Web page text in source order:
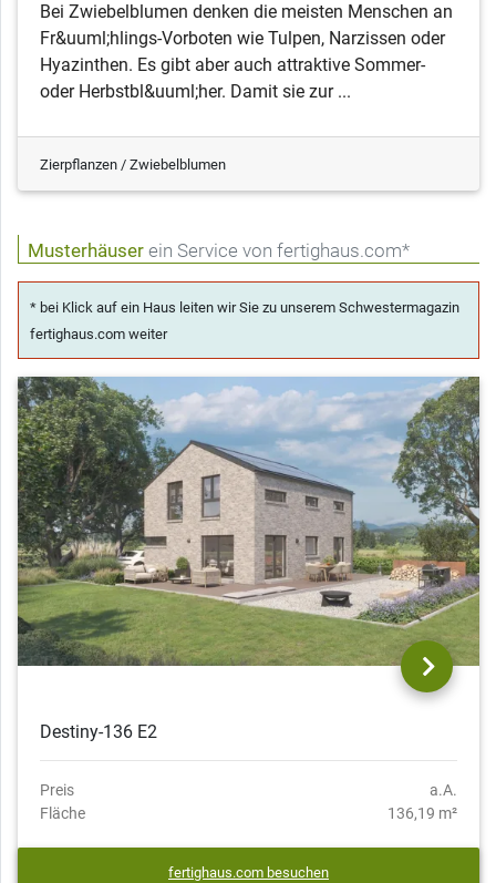
Bei Zwiebelblumen denken die meisten Menschen an
Fr&uuml;hlings-Vorboten wie Tulpen, Narzissen oder
Hyazinthen. Es gibt aber auch attraktive Sommer-
oder Herbstbl&uuml;her. Damit sie zur ...
Zierpflanzen / Zwiebelblumen
Musterhäuser ein Service von fertighaus.com*
* bei Klick auf ein Haus leiten wir Sie zu unserem Schwestermagazin
fertighaus.com weiter
Destiny-136 E2
Preis
a.A.
Fläche
136,19 m²
fertighaus.com besuchen